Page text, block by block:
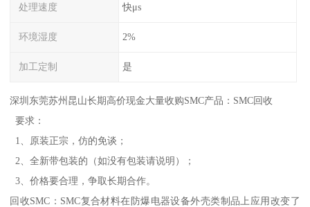
处理速度 快μs
环境湿度 2%
加工定制 是
深圳东莞苏州昆山长期高价现金大量收购SMC产品：SMC回收
要求：
1、原装正宗，仿的免谈；
2、全新带包装的（如没有包装请说明）；
3、价格要合理，争取长期合作。
回收SMC：SMC复合材料在防爆电器设备外壳类制品上应用改变了